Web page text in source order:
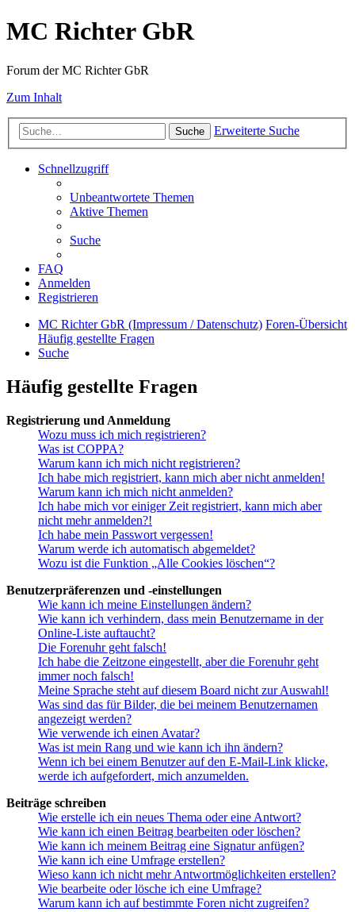
MC Richter GbR
Forum der MC Richter GbR
Zum Inhalt
Suche Erweiterte Suche
Schnellzugriff
Unbeantwortete Themen
Aktive Themen
Suche
FAQ
Anmelden
Registrieren
MC Richter GbR (Impressum / Datenschutz) Foren-Übersicht
Häufig gestellte Fragen
Suche
Häufig gestellte Fragen
Registrierung und Anmeldung
Wozu muss ich mich registrieren?
Was ist COPPA?
Warum kann ich mich nicht registrieren?
Ich habe mich registriert, kann mich aber nicht anmelden!
Warum kann ich mich nicht anmelden?
Ich habe mich vor einiger Zeit registriert, kann mich aber
nicht mehr anmelden?!
Ich habe mein Passwort vergessen!
Warum werde ich automatisch abgemeldet?
Wozu ist die Funktion „Alle Cookies löschen“?
Benutzerpräferenzen und -einstellungen
Wie kann ich meine Einstellungen ändern?
Wie kann ich verhindern, dass mein Benutzername in der
Online-Liste auftaucht?
Die Forenuhr geht falsch!
Ich habe die Zeitzone eingestellt, aber die Forenuhr geht
immer noch falsch!
Meine Sprache steht auf diesem Board nicht zur Auswahl!
Was sind das für Bilder, die bei meinem Benutzernamen
angezeigt werden?
Wie verwende ich einen Avatar?
Was ist mein Rang und wie kann ich ihn ändern?
Wenn ich bei einem Benutzer auf den E-Mail-Link klicke,
werde ich aufgefordert, mich anzumelden.
Beiträge schreiben
Wie erstelle ich ein neues Thema oder eine Antwort?
Wie kann ich einen Beitrag bearbeiten oder löschen?
Wie kann ich meinem Beitrag eine Signatur anfügen?
Wie kann ich eine Umfrage erstellen?
Wieso kann ich nicht mehr Antwortmöglichkeiten erstellen?
Wie bearbeite oder lösche ich eine Umfrage?
Warum kann ich auf bestimmte Foren nicht zugreifen?